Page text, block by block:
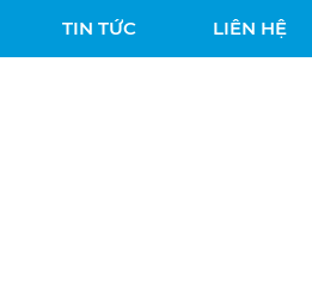
TIN TỨC LIÊN HỆ